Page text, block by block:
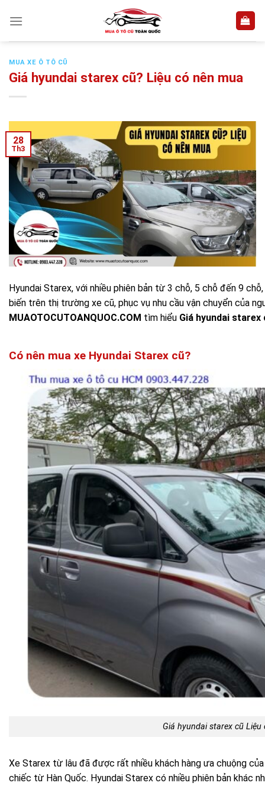
MUA XE Ô TÔ CŨ
Giá hyundai starex cũ? Liệu có nên mua
28
Th3
Hyundai Starex, với nhiều phiên bản từ 3 chỗ, 5 chỗ đến 9
biến trên thị trường xe cũ, phục vụ nhu cầu vận chuyển của
MUAOTOCUTOANQUOC.COM tìm hiểu Giá hyundai
Có nên mua xe Hyundai Starex cũ?
Giá hyundai starex cũ Liệu
Xe Starex từ lâu đã được rất nhiều khách hàng ưa chuộng
chiếc từ Hàn Quốc. Hyundai Starex có nhiều phiên bản khác